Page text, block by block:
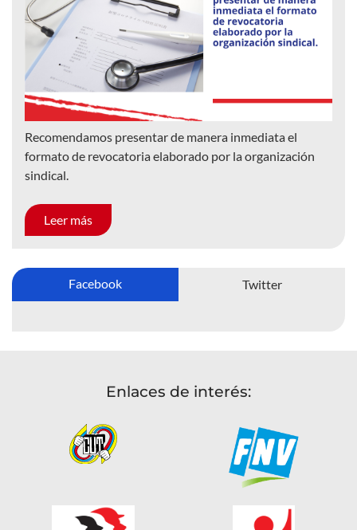
Recomendamos presentar de manera inmediata el
formato de revocatoria elaborado por la organización
sindical.
Leer más
Facebook Twitter
Enlaces de interés: